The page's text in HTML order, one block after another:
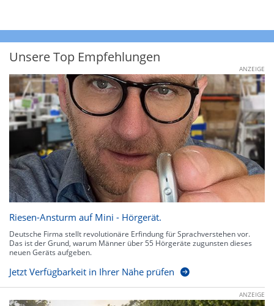
Unsere Top Empfehlungen
ANZEIGE
Riesen-Ansturm auf Mini - Hörgerät.
Deutsche Firma stellt revolutionäre Erfindung für Sprachverstehen vor.
Das ist der Grund, warum Männer über 55 Hörgeräte zugunsten dieses
neuen Geräts aufgeben.
Jetzt Verfügbarkeit in Ihrer Nähe prüfen
ANZEIGE